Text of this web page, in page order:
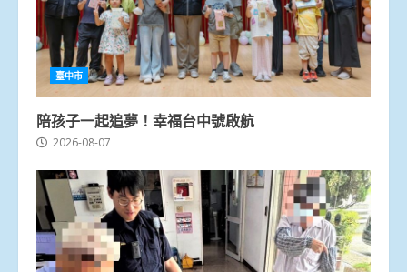
臺中市
陪孩子一起追夢！幸福台中號啟航
2026-08-07